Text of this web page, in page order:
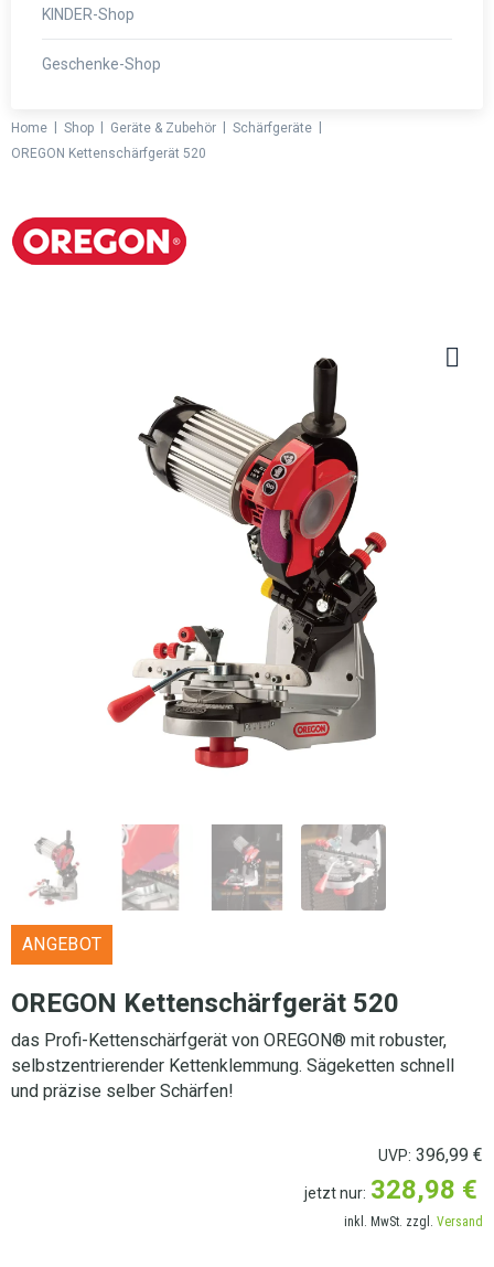
KINDER-Shop
Geschenke-Shop
Home Shop Geräte & Zubehör Schärfgeräte
OREGON Kettenschärfgerät 520
ANGEBOT
OREGON Kettenschärfgerät 520
das Profi-Kettenschärfgerät von OREGON® mit robuster,
selbstzentrierender Kettenklemmung. Sägeketten schnell
und präzise selber Schärfen!
UVP: 396,99 €
jetzt nur: 328,98 €
inkl. MwSt. zzgl. Versand